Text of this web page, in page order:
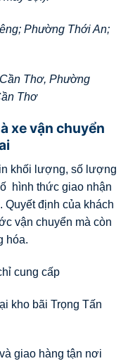
Phường Thới An;
Thơ, Phường
Thơ
xe vận chuyển
khối lượng, số lượng
hình thức giao nhận
Quyết định của khách
vận chuyển mà còn
hóa.
cung cấp
kho bãi Trọng Tấn
giao hàng tận nơi